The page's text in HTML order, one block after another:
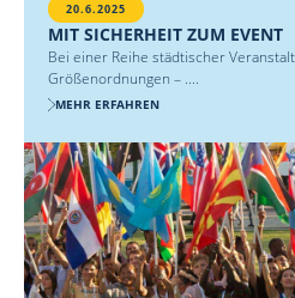
20.6.2025
MIT SICHERHEIT ZUM EVENT
Bei einer Reihe städtischer
Größenordnungen – ....
MEHR ERFAHREN